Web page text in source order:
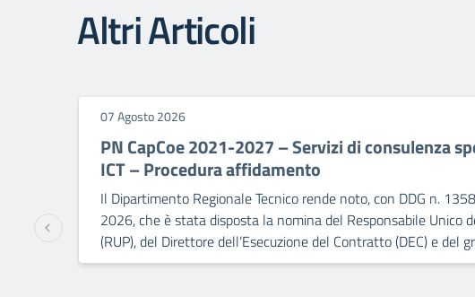
Altri Articoli
07 Agosto 2026
PN CapCoe 2021-2027 – Servizi di consulenza
ICT – Procedura affidamento
Il Dipartimento Regionale Tecnico rende noto, con DDG n.
2026, che è stata disposta la nomina del Responsabile Unico
(RUP), del Direttore dell’Esecuzione del Contratto (DEC) e del